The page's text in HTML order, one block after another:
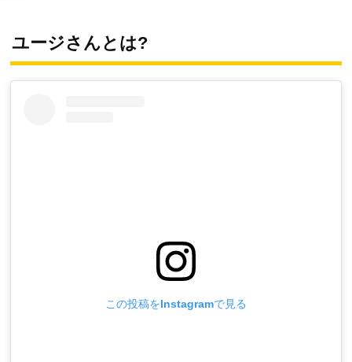
ユージさんとは?
この投稿をInstagramで見る